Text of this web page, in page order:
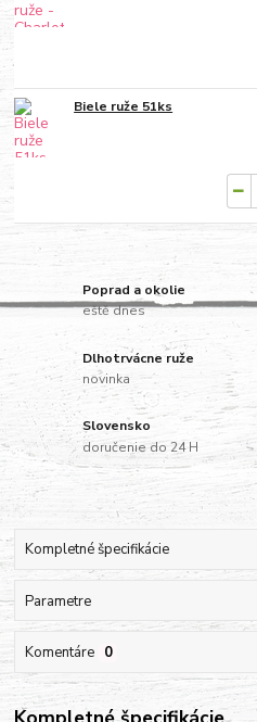
Biele ruže 51ks
Poprad a okolie
eště dnes
Dlhotrvácne ruže
novinka
Slovensko
doručenie do 24 H
Kompletné špecifikácie
Parametre
Komentáre 0